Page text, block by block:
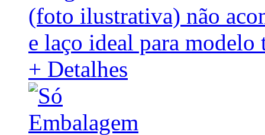
(foto ilustrativa) não
e laço ideal para
+ Detalhes